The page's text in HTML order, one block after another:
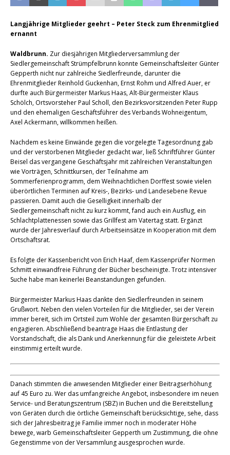
Langjährige Mitglieder geehrt – Peter Steck zum Ehrenmitglied
ernannt
Waldbrunn. Zur diesjährigen Mitgliederversammlung der
Siedlergemeinschaft Strümpfelbrunn konnte Gemeinschaftsleiter Günter
Gepperth nicht nur zahlreiche Siedlerfreunde, darunter die
Ehrenmitglieder Reinhold Guckenhan, Ernst Rohm und Alfred Auer, er
durfte auch Bürgermeister Markus Haas, Alt-Bürgermeister Klaus
Schölch, Ortsvorsteher Paul Scholl, den Bezirksvorsitzenden Peter Rupp
und den ehemaligen Geschäftsführer des Verbands Wohneigentum,
Axel Ackermann, willkommen heißen.
Nachdem es keine Einwände gegen die vorgelegte Tagesordnung gab
und der verstorbenen Mitglieder gedacht war, ließ Schriftführer Günter
Beisel das vergangene Geschäftsjahr mit zahlreichen Veranstaltungen
wie Vorträgen, Schnittkursen, der Teilnahme am
Sommerferienprogramm, dem Weihnachtlichen Dorffest sowie vielen
überörtlichen Terminen auf Kreis-, Bezirks- und Landesebene Revue
passieren. Damit auch die Geselligkeit innerhalb der
Siedlergemeinschaft nicht zu kurz kommt, fand auch ein Ausflug, ein
Schlachtplattenessen sowie das Grillfest am Vatertag statt. Ergänzt
wurde der Jahresverlauf durch Arbeitseinsätze in Kooperation mit dem
Ortschaftsrat.
Es folgte der Kassenbericht von Erich Haaf, dem Kassenprüfer Normen
Schmitt einwandfreie Führung der Bücher bescheinigte. Trotz intensiver
Suche habe man keinerlei Beanstandungen gefunden.
Bürgermeister Markus Haas dankte den Siedlerfreunden in seinem
Grußwort. Neben den vielen Vorteilen für die Mitglieder, sei der Verein
immer bereit, sich im Ortsteil zum Wohle der gesamten Bürgerschaft zu
engagieren. Abschließend beantrage Haas die Entlastung der
Vorstandschaft, die als Dank und Anerkennung für die geleistete Arbeit
einstimmig erteilt wurde.
Danach stimmten die anwesenden Mitglieder einer Beitragserhöhung
auf 45 Euro zu. Wer das umfangreiche Angebot, insbesondere im neuen
Service- und Beratungszentrum (SBZ) in Buchen und die Bereitstellung
von Geräten durch die örtliche Gemeinschaft berücksichtige, sehe, dass
sich der Jahresbeitrag je Familie immer noch in moderater Höhe
bewege, warb Gemeinschaftsleiter Gepperth um Zustimmung, die ohne
Gegenstimme von der Versammlung ausgesprochen wurde.